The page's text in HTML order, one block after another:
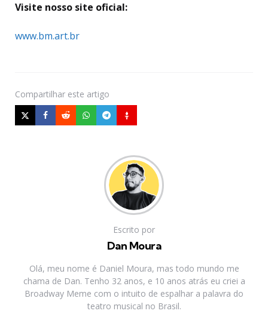
Visite nosso site oficial:
www.bm.art.br
Compartilhar este artigo
Escrito por
Dan Moura
Olá, meu nome é Daniel Moura, mas todo mundo me
chama de Dan. Tenho 32 anos, e 10 anos atrás eu criei a
Broadway Meme com o intuito de espalhar a palavra do
teatro musical no Brasil.